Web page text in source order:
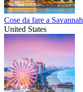
Cose da fare a Savannah
United States